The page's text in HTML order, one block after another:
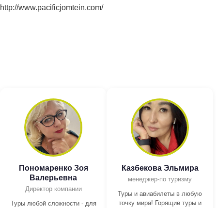
http://www.pacificjomtein.com/
Пономаренко Зоя
Валерьевна
Директор компании
Туры любой сложности - для
Казбекова Эльмира
менеджер-по туризму
Туры и авиабилеты в любую
точку мира! Горящие туры и